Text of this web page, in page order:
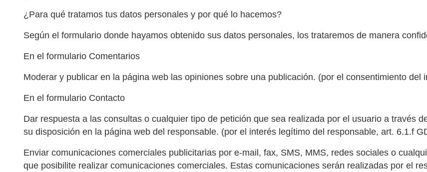
¿Para qué tratamos tus datos personales y por qué lo hacemos?
Según el formulario donde hayamos obtenido sus datos personales, los trataremos de manera
En el formulario Comentarios
Moderar y publicar en la página web las opiniones sobre una publicación. (por el consentimiento del
En el formulario Contacto
Dar respuesta a las consultas o cualquier tipo de petición que sea realizada por el usuario a través
su disposición en la página web del responsable. (por el interés legítimo del responsable, art. 6.1.f
Enviar comunicaciones comerciales publicitarias por e-mail, fax, SMS, MMS, redes sociales o
que posibilite realizar comunicaciones comerciales. Estas comunicaciones serán realizadas por el